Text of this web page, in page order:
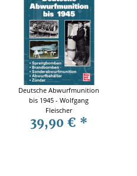
Deutsche Abwurfmunition
bis 1945 - Wolfgang
Fleischer
39,90 € *